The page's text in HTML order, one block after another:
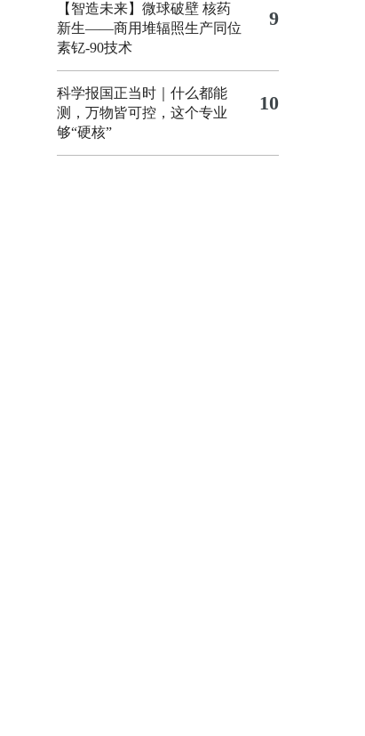
【智造未来】微球破壁 核药
新生——商用堆辐照生产同位
素钇-90技术
9
科学报国正当时｜什么都能
测，万物皆可控，这个专业
够“硬核”
10